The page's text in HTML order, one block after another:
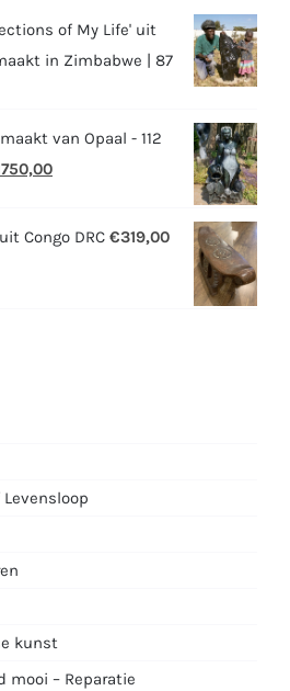
of My Life' uit
in Zimbabwe | 87
van Opaal - 112
Huidige
is:
Congo DRC €319,00
kunst
mooi – Reparatie